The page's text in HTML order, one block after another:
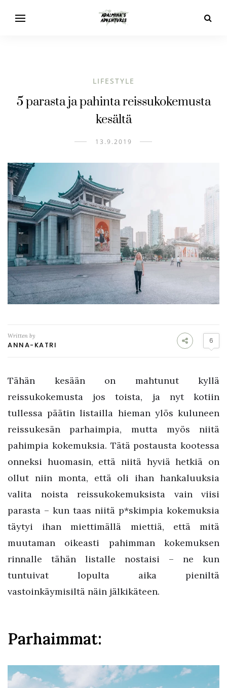
LIFESTYLE
5 parasta ja pahinta reissukokemusta
kesältä
13.9.2019
Written by
ANNA-KATRI 6
Tähän kesään on mahtunut kyllä
reissukokemusta jos toista, ja nyt kotiin
tullessa päätin listailla hieman ylös kuluneen
reissukesän parhaimpia, mutta myös niitä
pahimpia kokemuksia. Tätä postausta kootessa
onneksi huomasin, että niitä hyviä hetkiä on
ollut niin monta, että oli ihan hankaluuksia
valita noista reissukokemuksista vain viisi
parasta – kun taas niitä p*skimpia kokemuksia
täytyi ihan miettimällä miettiä, että mitä
muutaman oikeasti pahimman kokemuksen
rinnalle tähän listalle nostaisi – ne kun
tuntuivat lopulta aika pieniltä
vastoinkäymisiltä näin jälkikäteen.
Parhaimmat: